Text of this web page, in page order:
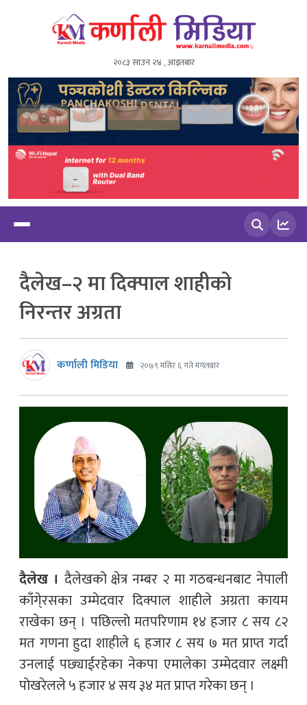
२०८३ साउन २४ , आइतबार
दैलेख–२ मा दिक्पाल शाहीको
निरन्तर अग्रता
कर्णाली मिडिया २०७९ मंसिर ६ गते मंगलबार
दैलेख । दैलेखको क्षेत्र नम्बर २ मा गठबन्धनबाट नेपाली
काँगे्रसका उम्मेदवार दिक्पाल शाहीले अग्रता कायम
राखेका छन् । पछिल्लो मतपरिणाम १४ हजार ८ सय ८२
मत गणना हुदा शाहीले ६ हजार ८ सय ७ मत प्राप्त गर्दा
उनलाई पछ्याईरहेका नेकपा एमालेका उम्मेदवार लक्ष्मी
पोखरेलले ५ हजार ४ सय ३४ मत प्राप्त गरेका छन् ।